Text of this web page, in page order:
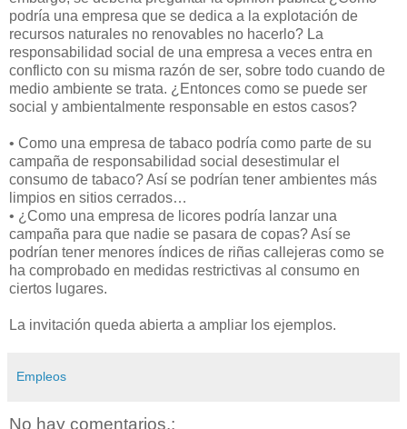
podría una empresa que se dedica a la explotación de
recursos naturales no renovables no hacerlo? La
responsabilidad social de una empresa a veces entra en
conflicto con su misma razón de ser, sobre todo cuando de
medio ambiente se trata. ¿Entonces como se puede ser
social y ambientalmente responsable en estos casos?
• Como una empresa de tabaco podría como parte de su
campaña de responsabilidad social desestimular el
consumo de tabaco? Así se podrían tener ambientes más
limpios en sitios cerrados…
• ¿Como una empresa de licores podría lanzar una
campaña para que nadie se pasara de copas? Así se
podrían tener menores índices de riñas callejeras como se
ha comprobado en medidas restrictivas al consumo en
ciertos lugares.
La invitación queda abierta a ampliar los ejemplos.
Empleos
No hay comentarios.: